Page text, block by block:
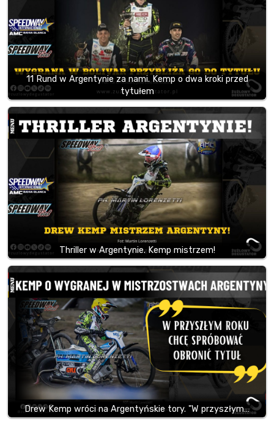
11 Rund w Argentynie za nami. Kemp o dwa kroki przed
tytułem
Thriller w Argentynie. Kemp mistrzem!
Drew Kemp wróci na Argentyńskie tory. "W przyszłym…